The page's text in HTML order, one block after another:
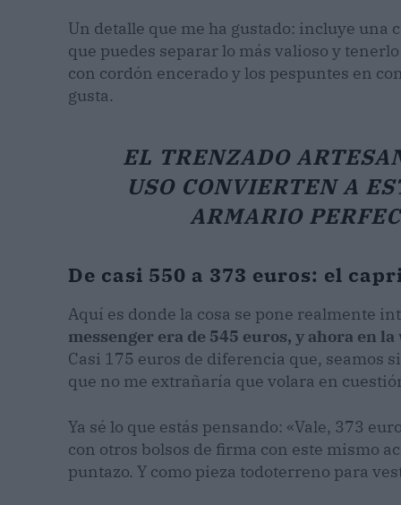
Un detalle que me ha gustado: incluye una
que puedes separar lo más valioso y
con cordón encerado y los pespuntes en
gusta.
EL TRENZADO
USO CONVIERTEN A
ARMARIO
De casi 550 a 373 euros: el
Aquí es donde la cosa se pone realmente
messenger era de 545 euros, y ahora en
Casi 175 euros de diferencia que, seamos
que no me extrañaría que volara en
Ya sé lo que estás pensando: «Vale, 373
con otros bolsos de firma con este mismo
puntazo. Y como pieza todoterreno para